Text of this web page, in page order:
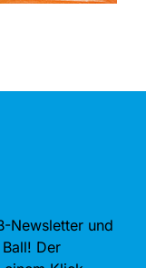
Newsletter und
Der